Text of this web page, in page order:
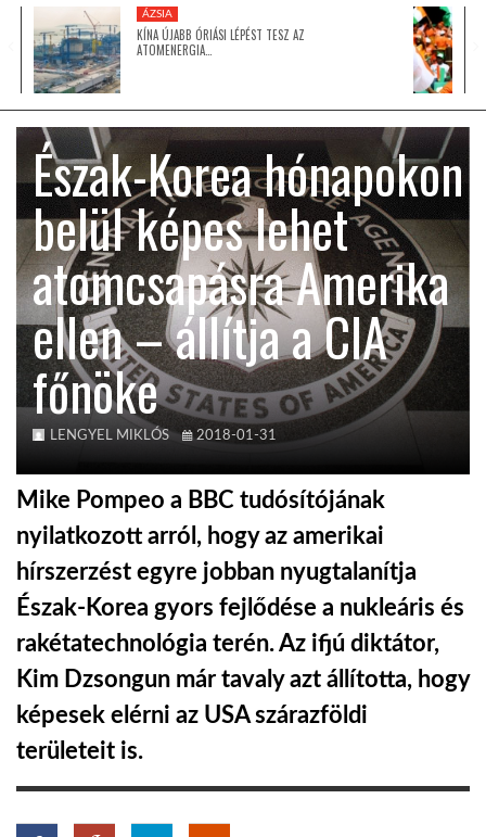
GLOBOTV BP
HÍR3D
TROPICALMAGAZIN
GLOBOTV
AFRIKA TUDÁSTÁR
A NAP SZÉPE
LINKTR.EE
GLOBOZSARU
DOBRAVERO.HU
LATIMO.HU
GLOBOBOOK
ÁZSIA
KÍNA ÚJABB ÓRIÁSI LÉPÉST TESZ AZ
ATOMENERGIA…
Észak-Korea hónapokon
belül képes lehet
atomcsapásra Amerika
ellen – állítja a CIA
főnöke
LENGYEL MIKLÓS 2018-01-31
Mike Pompeo a BBC tudósítójának
nyilatkozott arról, hogy az amerikai
hírszerzést egyre jobban nyugtalanítja
Észak-Korea gyors fejlődése a nukleáris és
rakétatechnológia terén. Az ifjú diktátor,
Kim Dzsongun már tavaly azt állította, hogy
képesek elérni az USA szárazföldi
területeit is.